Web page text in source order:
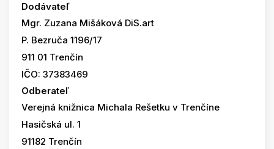
Dodávateľ
Mgr. Zuzana Mišáková DiS.art
P. Bezruča 1196/17
911 01 Trenčín
IČO: 37383469
Odberateľ
Verejná knižnica Michala Rešetku v Trenčíne
Hasičská ul. 1
91182 Trenčín